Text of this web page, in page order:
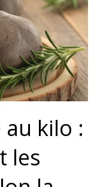
kilo :
les